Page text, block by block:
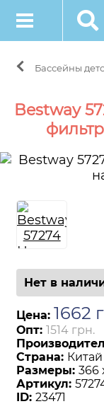
Бассейны
Bestway
Нет в
Цена: 1662
Опт: 1514 грн.
Страна: Китай
Размеры: 366
Артикул:
ID: 23471